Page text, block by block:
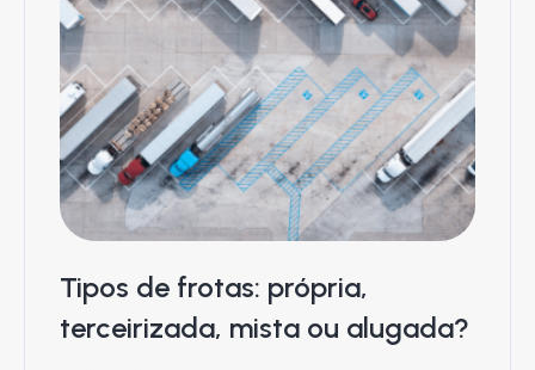
Tipos de frotas: própria,
terceirizada, mista ou alugada?